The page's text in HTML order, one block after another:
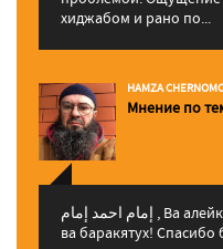
хиджабом и рано по...
HAMZA
Мнение по
إمام احمد إمام , Ва алейкум ассалам ва рахматуЛлахи
ва баракятух! Спасибо